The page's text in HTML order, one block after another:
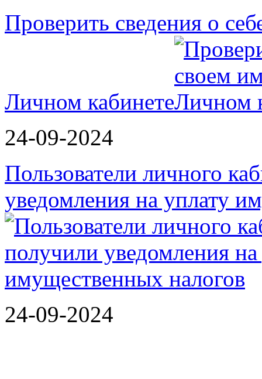
Проверить сведения о
Личном кабинете
24-09-2024
Пользователи личного
уведомления на уплату
24-09-2024